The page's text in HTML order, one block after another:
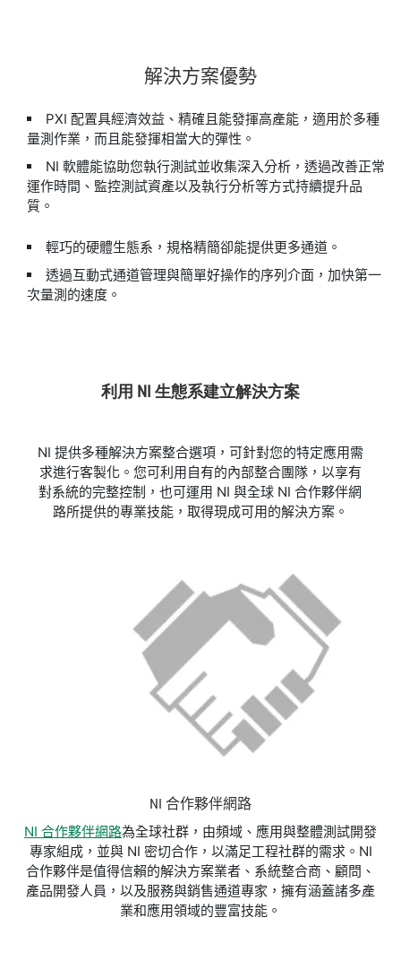
解決方案優勢
PXI 配置具經濟效益、精確且能發揮高產能，適用於多種
量測作業，而且能發揮相當大的彈性。
NI 軟體能協助您執行測試並收集深入分析，透過改善正常
運作時間、監控測試資產以及執行分析等方式持續提升品
質。
輕巧的硬體生態系，規格精簡卻能提供更多通道。
透過互動式通道管理與簡單好操作的序列介面，加快第一
次量測的速度。
利用 NI 生態系建立解決方案
NI 提供多種解決方案整合選項，可針對您的特定應用需
求進行客製化。您可利用自有的內部整合團隊，以享有
對系統的完整控制，也可運用 NI 與全球 NI 合作夥伴網
路所提供的專業技能，取得現成可用的解決方案。
NI 合作夥伴網路
NI 合作夥伴網路為全球社群，由頻域、應用與整體測試開發
專家組成，並與 NI 密切合作，以滿足工程社群的需求。NI
合作夥伴是值得信賴的解決方案業者、系統整合商、顧問、
產品開發人員，以及服務與銷售通道專家，擁有涵蓋諸多產
業和應用領域的豐富技能。